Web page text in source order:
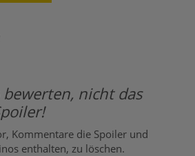
nicht das
Kommentare die Spoiler und
enthalten, zu löschen.